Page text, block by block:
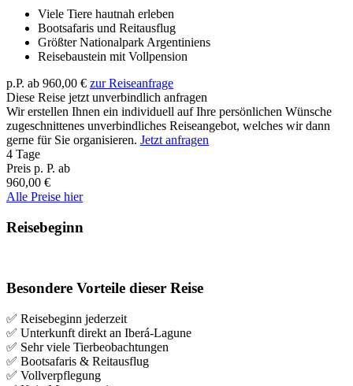
Viele Tiere hautnah erleben
Bootsafaris und Reitausflug
Größter Nationalpark Argentiniens
Reisebaustein mit Vollpension
p.P. ab 960,00 € zur Reiseanfrage
Diese Reise jetzt unverbindlich anfragen
Wir erstellen Ihnen ein individuell auf Ihre persönlichen Wünsche
zugeschnittenes unverbindliches Reiseangebot, welches wir dann
gerne für Sie organisieren. Jetzt anfragen
4 Tage
Preis p. P. ab
960,00 €
Alle Preise hier
Reisebeginn
Besondere Vorteile dieser Reise
✅ Reisebeginn jederzeit
✅ Unterkunft direkt an Iberá-Lagune
✅ Sehr viele Tierbeobachtungen
✅ Bootsafaris & Reitausflug
✅ Vollverpflegung